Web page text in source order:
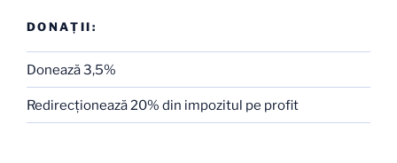
DONAȚII:
Donează 3,5%
Redirecţionează 20% din impozitul pe profit